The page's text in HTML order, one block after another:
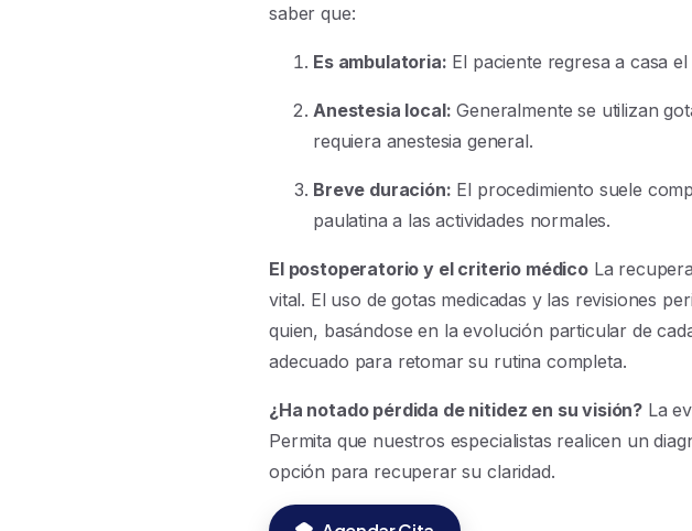
saber que:
Es ambulatoria: El paciente regresa a casa el
Anestesia local: Generalmente se utilizan
requiera anestesia general.
Breve duración: El procedimiento suele
paulatina a las actividades normales.
El postoperatorio y el criterio médicoLa
vital. El uso de gotas medicadas y las revisiones
quien, basándose en la evolución particular de
adecuado para retomar su rutina completa.
¿Ha notado pérdida de nitidez en su visión? La
Permita que nuestros especialistas realicen un
opción para recuperar su claridad.